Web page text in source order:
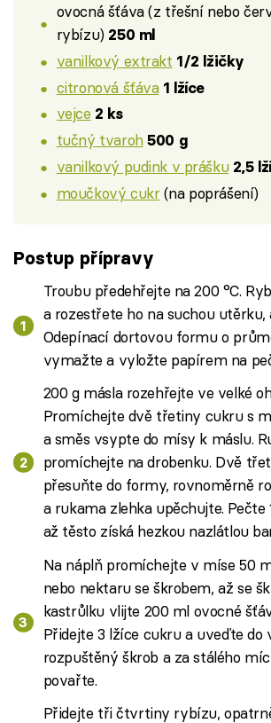
ovocná šťáva (z třešní nebo
rybízu) 250 ml
vanilkový extrakt 1/2 lžičky
citronová šťáva 1 lžíce
vejce 2 ks
tučný tvaroh 500 g
vanilkový pudink v prášku 2,5
moučkový cukr(na poprášení)
Postup přípravy
Troubu předehřejte na 200 °C.
a rozestřete ho na suchou utěrku,
Odepínací dortovou formu o
vymažte a vyložte papírem na
200 g másla rozehřejte ve velké
Promíchejte dvě třetiny cukru s
a směs vsypte do mísy k máslu.
promíchejte na drobenku. Dvě
přesuňte do formy, rovnoměrně
a rukama zlehka upěchujte. Pečte
až těsto získá hezkou nazlátlou
Na náplň promíchejte v míse 50
nebo nektaru se škrobem, až se
kastrůlku vlijte 200 ml ovocné
Přidejte 3 lžíce cukru a uveďte do
rozpuštěný škrob a za stálého
povařte.
Přidejte tři čtvrtiny rybízu,